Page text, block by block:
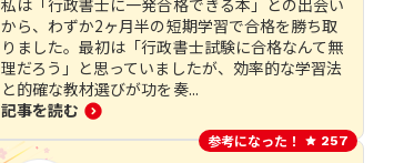
私は「行政書士に一発合格できる本」との出会い
から、わずか2ヶ月半の短期学習で合格を勝ち取
りました。最初は「行政書士試験に合格なんて無
理だろう」と思っていましたが、効率的な学習法
と的確な教材選びが功を奏...
記事を読む
参考になった！ 257